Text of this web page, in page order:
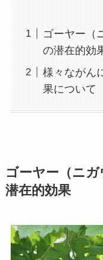
ゴーヤー（
の潜在的効
様々ながん
果について
ゴーヤー（ニ
潜在的効果